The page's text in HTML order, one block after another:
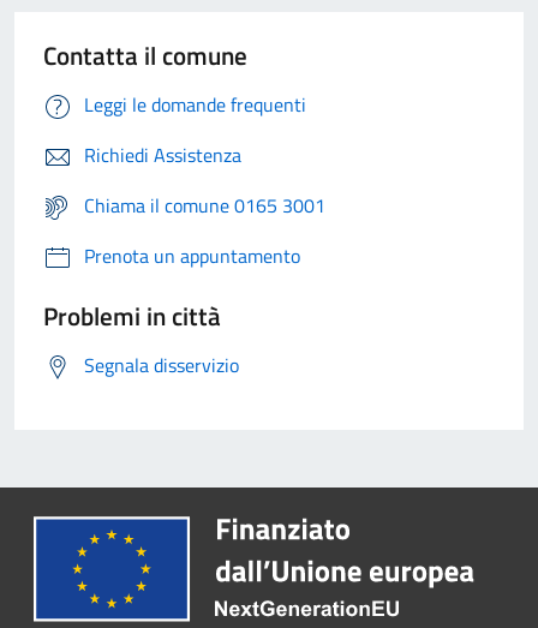
Contatta il comune
Leggi le domande frequenti
Richiedi Assistenza
Chiama il comune 0165 3001
Prenota un appuntamento
Problemi in città
Segnala disservizio